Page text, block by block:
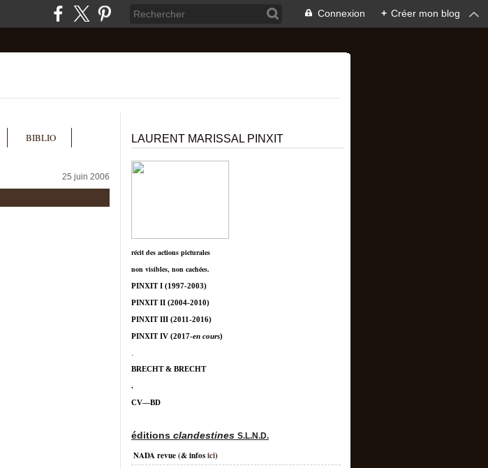
Connexion + Créer mon blog
BIBLIO
25 juin 2006
LAURENT MARISSAL PINXIT
récit des actions picturales
non visibles, non cachées.
PINXIT I (1997-2003)
PINXIT II (2004-2010)
PINXIT III (2011-2016)
PINXIT IV (2017-en cours)
.
BRECHT & BRECHT
.
CV—BD
éditions clandestines S.L.N.D.
NADA revue(& infosici)